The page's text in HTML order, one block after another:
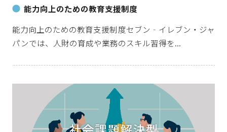
能力向上のための教育支援制度
能力向上のための教育支援制度セブン‐イレブン・ジャ
パンでは、人財の育成や業務のスキル習得を...